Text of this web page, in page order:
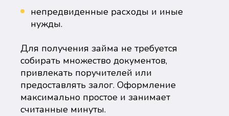
непредвиденные расходы и иные
нужды.
Для получения займа не требуется
собирать множество документов,
привлекать поручителей или
предоставлять залог. Оформление
максимально простое и занимает
считанные минуты.